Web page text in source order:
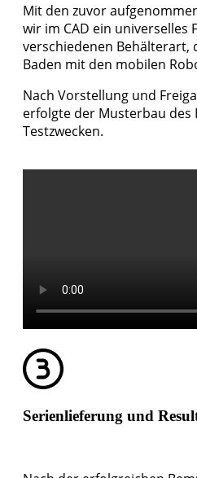
Mit den zuvor
wir im CAD ein universelles
verschiedenen Behälterart,
Baden mit den mobilen
Nach Vorstellung und
erfolgte der Musterbau des
Testzwecken.
Serienlieferung und